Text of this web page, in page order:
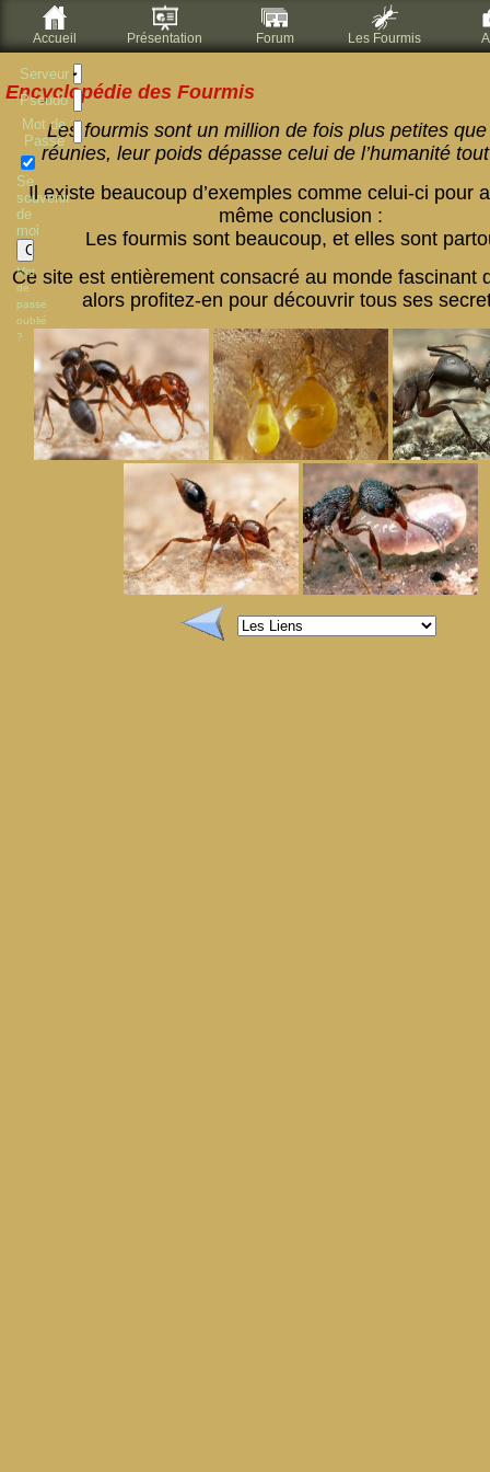
Serveur
Pseudo
Mot de
Passe
Se
souvenir
de
moi
Mot
de
passe
oublié
?
Accueil Présentation Forum Les Fourmis
Encyclopédie des Fourmis
Les fourmis sont un million de fois plus petites
réunies, leur poids dépasse celui de l’humanité
Il existe beaucoup d’exemples comme celui-ci pour
même conclusion :
Les fourmis sont beaucoup, et elles sont
Ce site est entièrement consacré au monde fascinant
alors profitez-en pour découvrir tous ses